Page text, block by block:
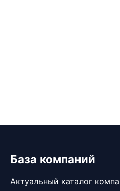
База компаний
Актуальный каталог